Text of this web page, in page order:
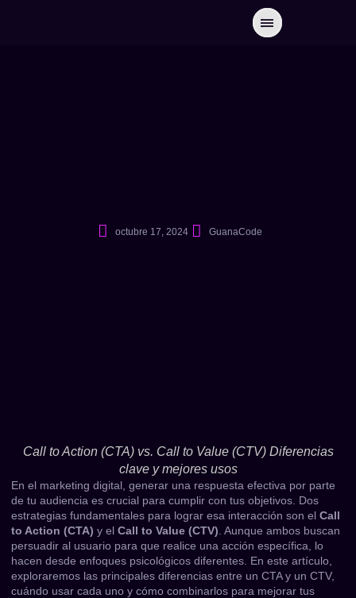
octubre 17, 2024 GuanaCode
Call to Action (CTA) vs. Call to Value (CTV) Diferencias
clave y mejores usos
En el marketing digital, generar una respuesta efectiva por parte
de tu audiencia es crucial para cumplir con tus objetivos. Dos
estrategias fundamentales para lograr esa interacción son el Call
to Action (CTA) y el Call to Value (CTV) . Aunque ambos buscan
persuadir al usuario para que realice una acción específica, lo
hacen desde enfoques psicológicos diferentes. En este artículo,
exploraremos las principales diferencias entre un CTA y un CTV,
cuándo usar cada uno y cómo combinarlos para mejorar tus